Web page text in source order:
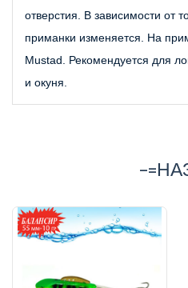
отверстия. В зависимости от
приманки изменяется. На
Mustad. Рекомендуется для
и окуня.
-